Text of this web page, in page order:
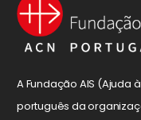
A Fundação AIS (Ajuda
português da